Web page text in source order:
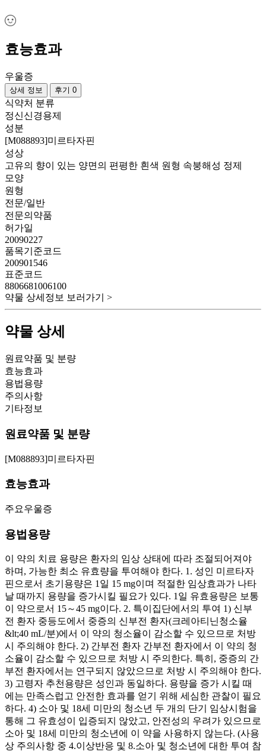
효능효과
우울증
상세 정보 후기 0
식약처 분류
정신신경용제
성분
[M088893]미르타자핀
성상
고유의 향이 있는 양면의 편평한 흰색 원형 속붕해성 정제
모양
원형
전문/일반
전문의약품
허가일
20090227
품목기준코드
200901546
표준코드
8806681006100
약물 상세정보 보러가기 >
약물 상세
원료약품 및 분량
효능효과
용법용량
주의사항
기타정보
원료약품 및 분량
[M088893]미르타자핀
효능효과
주요우울증
용법용량
이 약의 치료 용량은 환자의 임상 상태에 따라 조절되어져야
하며, 가능한 최소 유효량을 투여해야 한다. 1. 성인 미르타자
핀으로서 초기용량은 1일 15 mg이며 적절한 임상효과가 나타
날 때까지 용량을 증가시킬 필요가 있다. 1일 유효용량은 보통
이 약으로서 15～45 mg이다. 2. 특이집단에서의 투여 1) 신부
전 환자 중등도에서 중증의 신부전 환자(크레아티닌청소율
&lt;40 mL/분)에서 이 약의 청소율이 감소할 수 있으므로 처방
시 주의해야 한다. 2) 간부전 환자 간부전 환자에서 이 약의 청
소율이 감소할 수 있으므로 처방 시 주의한다. 특히, 중증의 간
부전 환자에서는 연구되지 않았으므로 처방 시 주의해야 한다.
3) 고령자 추천용량은 성인과 동일하다. 용량을 증가 시킬 때
에는 만족스럽고 안전한 효과를 얻기 위해 세심한 관찰이 필요
하다. 4) 소아 및 18세 미만의 청소년 두 개의 단기 임상시험을
통해 그 유효성이 입증되지 않았고, 안전성의 우려가 있으므로
소아 및 18세 미만의 청소년에 이 약을 사용하지 않는다. (사용
상 주의사항 중 4.이상반응 및 8.소아 및 청소년에 대한 투여 참